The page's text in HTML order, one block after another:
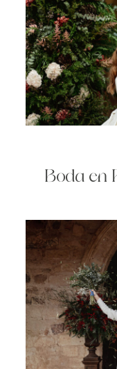
Boda en